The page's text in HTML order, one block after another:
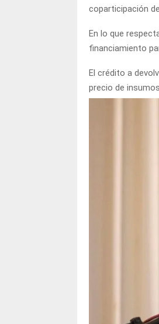
coparticipación
En lo que
financiamiento
El crédito a
precio de